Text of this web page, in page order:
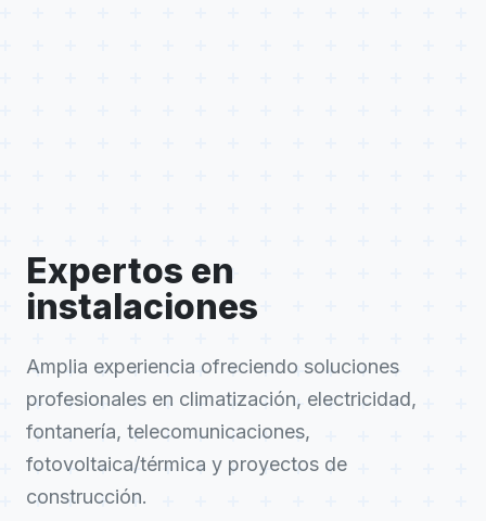
Expertos en
instalaciones
Amplia experiencia ofreciendo soluciones
profesionales en climatización, electricidad,
fontanería, telecomunicaciones,
fotovoltaica/térmica y proyectos de
construcción.